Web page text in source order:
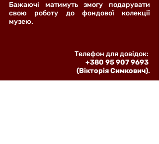
Бажаючі матимуть змогу подарувати
свою роботу до фондової колекції
музею.
Телефон для довідок:
+380 95 907 9693
(Вікторія Симкович).